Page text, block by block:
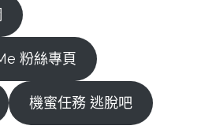
粉絲專頁
機蜜任務 逃脫吧